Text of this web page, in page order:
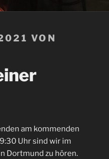
VON
am kommenden
Uhr sind wir im
Dortmund zu hören.